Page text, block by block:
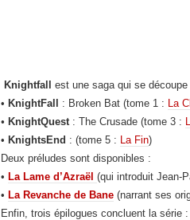
Knightfall est une saga qui se
• KnightFall : Broken Bat (tome 1 : La
• KnightQuest : The Crusade (tome 3 :
• KnightsEnd : (tome 5 : La Fin)
Deux préludes sont disponibles :
• La Lame d’Azraël (qui introduit Jean-
• La Revanche de Bane (narrant ses
Enfin, trois épilogues concluent la série :